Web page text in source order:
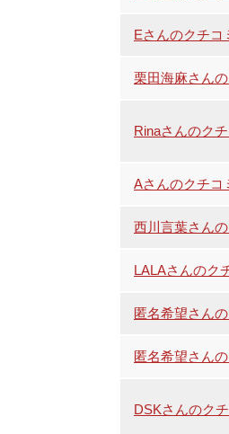
Eさんのクチコ
栗田海麻さん
Rinaさんのク
Aさんのクチコ
西川言葉さん
LALAさんのク
匿名希望さん
匿名希望さん
DSKさんのク